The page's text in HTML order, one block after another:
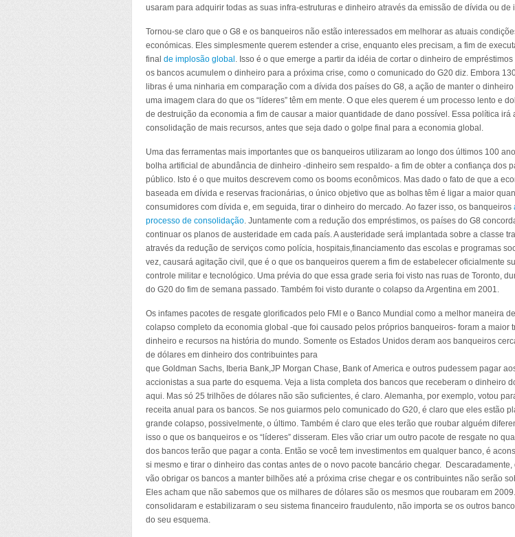
usaram para adquirir todas as suas infra-estruturas e dinheiro através da emissão de dívida ou de
Tornou-se claro que o G8 e os banqueiros não estão interessados em melhorar as atuais
económicas. Eles simplesmente querem estender a crise, enquanto eles precisam, a fim de
final de implosão global . Isso é o que emerge a partir da idéia de cortar o dinheiro de
os bancos acumulem o dinheiro para a próxima crise, como o comunicado do G20 diz. Embora
libras é uma ninharia em comparação com a dívida dos países do G8, a ação de manter o
uma imagem clara do que os “líderes” têm em mente. O que eles querem é um processo lento e
de destruição da economia a fim de causar a maior quantidade de dano possível. Essa política irá
consolidação de mais recursos, antes que seja dado o golpe final para a economia global.
Uma das ferramentas mais importantes que os banqueiros utilizaram ao longo dos últimos 100
bolha artificial de abundância de dinheiro -dinheiro sem respaldo- a fim de obter a confiança dos
público. Isto é o que muitos descrevem como os booms econômicos. Mas dado o fato de que a
baseada em dívida e reservas fracionárias, o único objetivo que as bolhas têm é ligar a maior
consumidores com dívida e, em seguida, tirar o dinheiro do mercado. Ao fazer isso, os banqueiros
processo de consolidação. Juntamente com a redução dos empréstimos, os países do G8
continuar os planos de austeridade em cada país. A austeridade será implantada sobre a classe
através da redução de serviços como polícia, hospitais,financiamento das escolas e programas
vez, causará agitação civil, que é o que os banqueiros querem a fim de estabelecer oficialmente
controle militar e tecnológico. Uma prévia do que essa grade seria foi visto nas ruas de Toronto,
do G20 do fim de semana passado. Também foi visto durante o colapso da Argentina em 2001.
Os infames pacotes de resgate glorificados pelo FMI e o Banco Mundial como a melhor maneira
colapso completo da economia global -que foi causado pelos próprios banqueiros- foram a maior
dinheiro e recursos na história do mundo. Somente os Estados Unidos deram aos banqueiros
de dólares em dinheiro dos contribuintes para
que Goldman Sachs, Iberia Bank,JP Morgan Chase, Bank of America e outros pudessem pagar
accionistas a sua parte do esquema. Veja a lista completa dos bancos que receberam o dinheiro
aqui. Mas só 25 trilhões de dólares não são suficientes, é claro. Alemanha, por exemplo, votou
receita anual para os bancos. Se nos guiarmos pelo comunicado do G20, é claro que eles estão
grande colapso, possivelmente, o último. Também é claro que eles terão que roubar alguém
isso o que os banqueiros e os “líderes” disseram. Eles vão criar um outro pacote de resgate no
dos bancos terão que pagar a conta. Então se você tem investimentos em qualquer banco, é
si mesmo e tirar o dinheiro das contas antes de o novo pacote bancário chegar. Descaradamente,
vão obrigar os bancos a manter bilhões até a próxima crise chegar e os contribuintes não serão
Eles acham que não sabemos que os milhares de dólares são os mesmos que roubaram em
consolidaram e estabilizaram o seu sistema financeiro fraudulento, não importa se os outros
do seu esquema.